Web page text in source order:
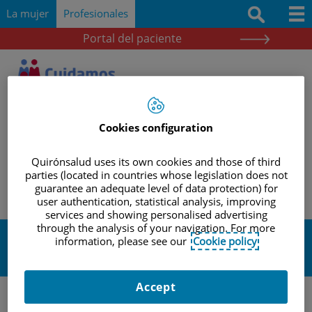
Saltar al contenido
Saltar
La mujer Profesionales Buscar
Portal del paciente
Docencia e investigación
Documentación
Protocolos
Actividades y eventos
REVISIÓN BIBLIOGRÁFICA|REVISIÓN 13 DE FEBRERO DE 2023
Revisión 13 de Febrero de
Cookies configuration
Quirónsalud uses its own cookies and those of third
parties (located in countries whose legislation does not
guarantee an adequate level of data protection) for
user authentication, statistical analysis, improving
services and showing personalised advertising
through the analysis of your navigation. For more
information, please see our Cookie policy
Accept